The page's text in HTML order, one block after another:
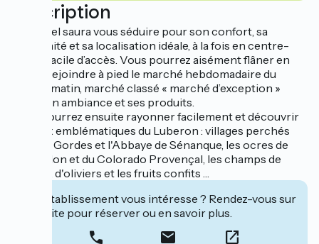
Description
Cet hôtel saura vous séduire pour son confort, sa
modernité et sa localisation idéale, à la fois en centre-
ville et facile d’accès. Vous pourrez aisément flâner en
ville et rejoindre à pied le marché hebdomadaire du
samedi matin, marché classé « marché d’exception »
pour son ambiance et ses produits.
Vous pourrez ensuite rayonner facilement et découvrir
les lieux emblématiques du Luberon : villages perchés
comme Gordes et l'Abbaye de Sénanque, les ocres de
Roussillon et du Colorado Provençal, les champs de
lavande, d'oliviers et les fruits confits …
Cet établissement vous intéresse ? Rendez-vous sur
leur site pour réserver ou en savoir plus.